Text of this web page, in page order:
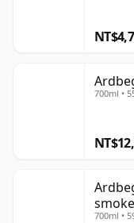
700ml •
700ml •